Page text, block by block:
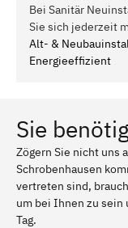
Bei Sanitär
Sie sich jederzeit
Alt- &
Energieeffizient
Sie
Zögern Sie nicht uns
Schrobenhausen
vertreten sind,
um bei Ihnen zu sein
Tag.